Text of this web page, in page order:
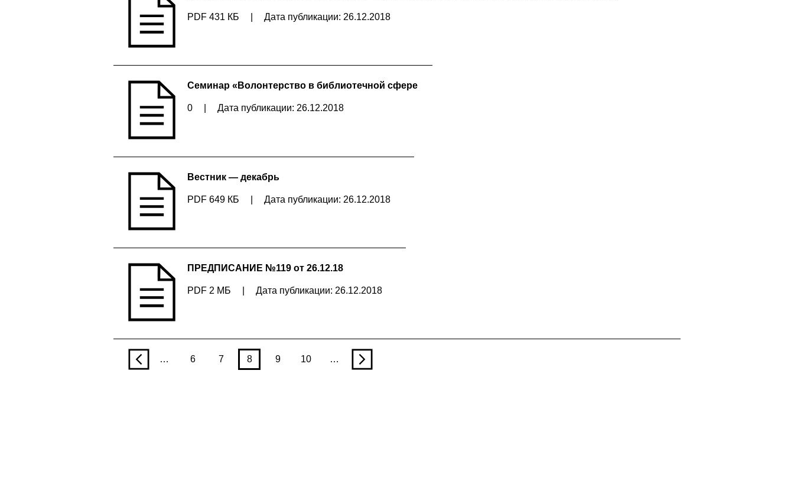
PDF 431 КБ Дата публикации: 26.12.2018
Семинар «Волонтерство в библиотечной сфере
0 Дата публикации: 26.12.2018
Вестник — декабрь
PDF 649 КБ Дата публикации: 26.12.2018
ПРЕДПИСАНИЕ №119 от 26.12.18
PDF 2 МБ Дата публикации: 26.12.2018
p … 6 7 8 9 10 … n